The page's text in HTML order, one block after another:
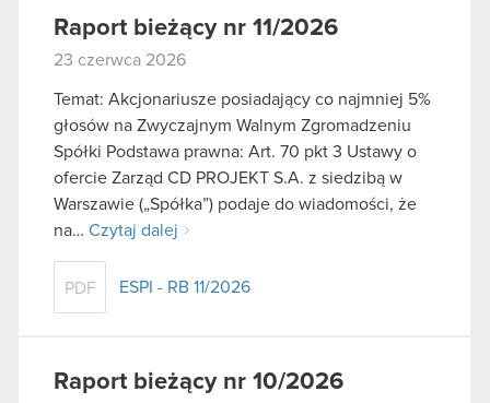
Raport bieżący nr 11/2026
23 czerwca 2026
Temat: Akcjonariusze posiadający co najmniej 5%
głosów na Zwyczajnym Walnym Zgromadzeniu
Spółki Podstawa prawna: Art. 70 pkt 3 Ustawy o
ofercie Zarząd CD PROJEKT S.A. z siedzibą w
Warszawie („Spółka”) podaje do wiadomości, że
na… Czytaj dalej
PDF ESPI - RB 11/2026
Raport bieżący nr 10/2026